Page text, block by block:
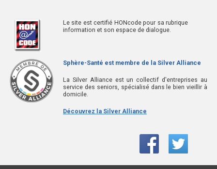
Le site est certifié HONcode pour sa rubrique
information et son espace de dialogue.
Sphère-Santé est membre de la Silver Alliance
La Silver Alliance est un collectif d'entreprises au
service des seniors, spécialisé dans le bien vieillir à
domicile.
Découvrez la Silver Alliance